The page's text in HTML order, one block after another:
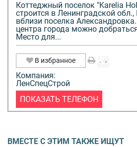
Коттеджный поселок "Karelia
строится в Ленинградской
вблизи поселка
центра города можно
Место для...
В избранное
Компания:
ЛенСпецСтрой
ПОКАЗАТЬ ТЕЛЕФОН
ВМЕСТЕ С ЭТИМ ТАКЖЕ ИЩУТ